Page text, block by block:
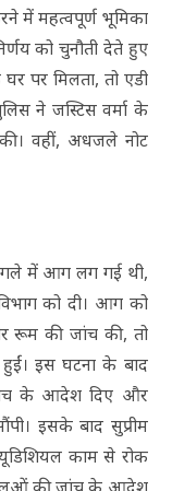
में महत्वपूर्ण भूमिका
को चुनौती देते हुए
पर मिलता, तो एडी
ने जस्टिस वर्मा के
वहीं, अधजले नोट
बंगले में आग लग गई थी,
को दी। आग को
रूम की जांच की, तो
हुईं। इस घटना के बाद
के आदेश दिए और
इसके बाद सुप्रीम
काम से रोक